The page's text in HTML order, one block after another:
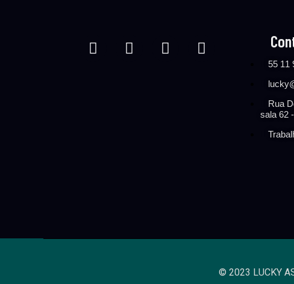
55 11
Rua
sala 62
© 2023 LUCKY